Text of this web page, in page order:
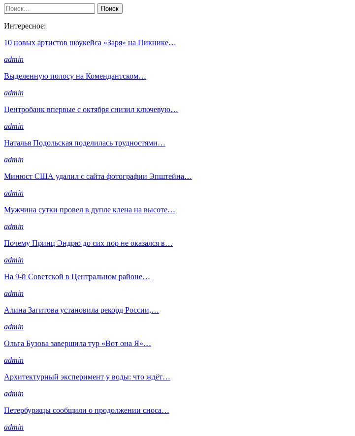
Интересное:
10 новых артистов шоукейса «Заря» на Пикнике…
admin
Выделенную полосу на Комендантском…
admin
Центробанк впервые с октября снизил ключевую…
admin
Наталья Подольская поделилась трудностями…
admin
Минюст США удалил с сайта фотографии Эпштейна…
admin
Мужчина сутки провел в дупле клена на высоте…
admin
Почему Принц Эндрю до сих пор не оказался в…
admin
На 9-й Советской в Центральном районе…
admin
Алина Загитова установила рекорд России,…
admin
Ольга Бузова завершила тур «Вот она Я»…
admin
Архитектурный эксперимент у воды: что ждёт…
admin
Петербуржцы сообщили о продолжении сноса…
admin